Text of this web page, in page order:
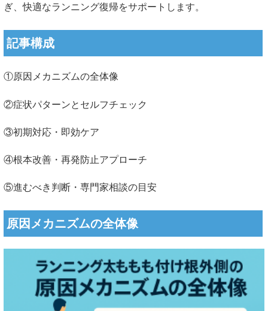
ぎ、快適なランニング復帰をサポートします。
記事構成
①原因メカニズムの全体像
②症状パターンとセルフチェック
③初期対応・即効ケア
④根本改善・再発防止アプローチ
⑤進むべき判断・専門家相談の目安
原因メカニズムの全体像